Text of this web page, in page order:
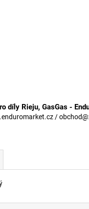
díly Rieju, GasGas -
/